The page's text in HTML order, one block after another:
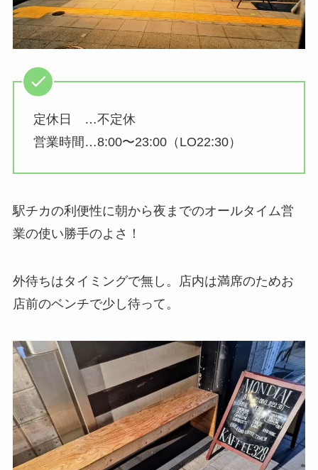
定休日 …不定休
営業時間…8:00〜23:00（LO22:30）
駅チカの利便性に朝から夜までのオールタイム営
業の使い勝手のよさ！
外待ちはタイミングで無し。店内は満席のためお
店前のベンチで少し待って。